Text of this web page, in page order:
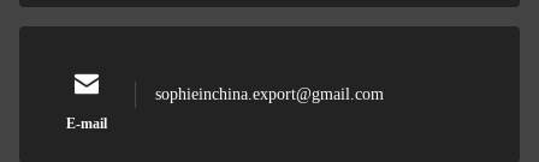
E-mail
sophieinchina.export@gmail.com